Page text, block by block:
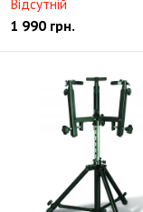
Відсутній
1 990 грн.